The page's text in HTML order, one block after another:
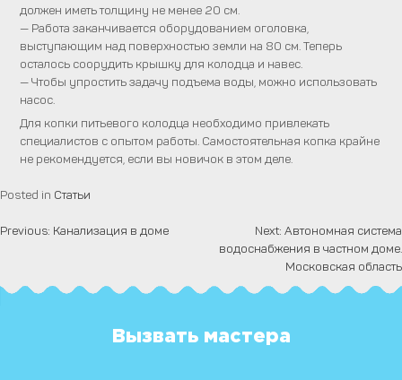
должен иметь толщину не менее 20 см.
— Работа заканчивается оборудованием оголовка,
выступающим над поверхностью земли на 80 см. Теперь
осталось соорудить крышку для колодца и навес.
— Чтобы упростить задачу подъема воды, можно использовать
насос.
Для копки питьевого колодца необходимо привлекать
специалистов с опытом работы. Самостоятельная копка крайне
не рекомендуется, если вы новичок в этом деле.
Posted in Статьи
Навигация
записям
Previous: Канализация в доме Next: Автономная система
водоснабжения в частном доме.
Московская область
Вызвать мастера